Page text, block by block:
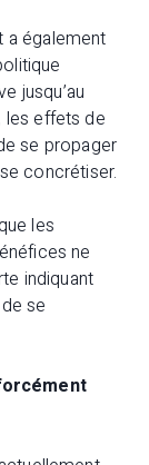
a également
jusqu’au
les effets de
se propager
concrétiser.
les
ne
indiquant
se